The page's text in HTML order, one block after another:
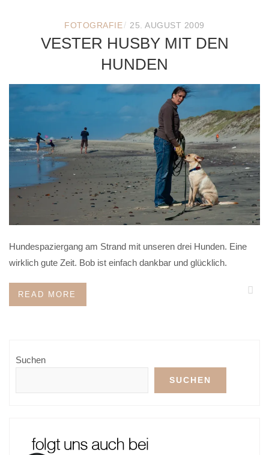
FOTOGRAFIE/ 25. AUGUST 2009
VESTER HUSBY MIT DEN
HUNDEN
Hundespaziergang am Strand mit unseren drei Hunden. Eine
wirklich gute Zeit. Bob ist einfach dankbar und glücklich.
READ MORE
Suchen
SUCHEN